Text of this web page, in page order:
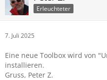
Erleuchteter
7. Juli 2025
Eine neue Toolbox wird von
installieren.
Gruss, Peter Z.